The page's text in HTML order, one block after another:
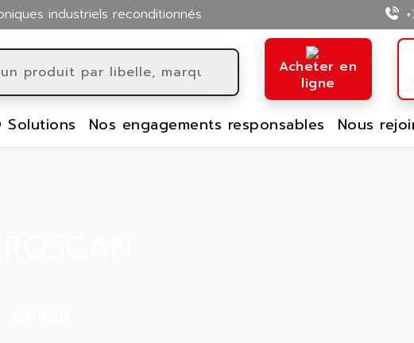
industriels reconditionnés
Acheter en
ligne
Solutions Nos engagements responsables Nous